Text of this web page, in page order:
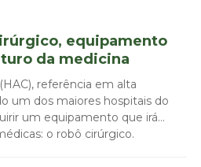
equipamento
da medicina
referência em alta
um dos maiores hospitais do
um equipamento que irá
o robô cirúrgico.